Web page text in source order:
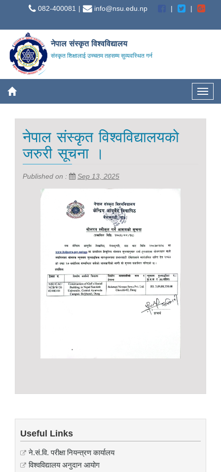
082-400081 info@nsu.edu.np
नेपाल संस्कृत विश्वविद्यालय
संस्कृत शिक्षालाई उच्चतम तहसम्म सुव्यवस्थित गर्न
नेपाल संस्कृत विश्वविद्यालयको
जरुरी सूचना ।
Published on : Sep 13, 2025
Useful Links
ने.सं.वि. परीक्षा नियन्त्रण कार्यालय
विश्वविद्यालय अनुदान आयोग